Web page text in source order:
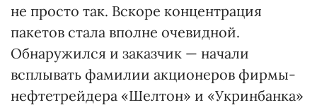
не просто так. Вскоре концентрация
пакетов стала вполне очевидной.
Обнаружился и заказчик — начали
всплывать фамилии акционеров фирмы-
нефтетрейдера «Шелтон» и «Укринбанка»